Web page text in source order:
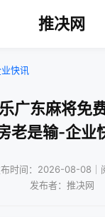
推决网
快讯
广东麻将免
老是输-企业
时间：2026-08-08｜
发布者：推决网